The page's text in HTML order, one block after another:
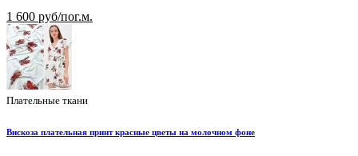
1 600 руб/пог.м.
Плательные ткани
Вискоза плательная принт красные цветы на молочном фоне